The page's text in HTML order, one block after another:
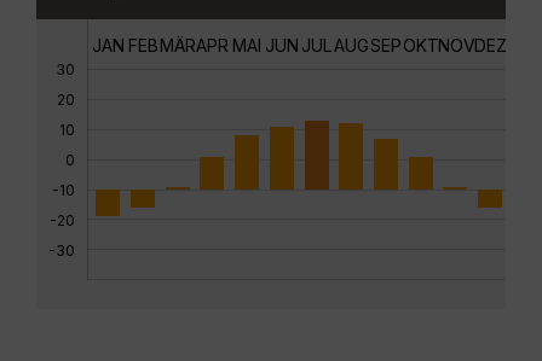
30
20
10
0
-10
-20
-30
JAN FEBMÄRAPR MAI JUN JUL AUGSEPOKTNOVDEZ